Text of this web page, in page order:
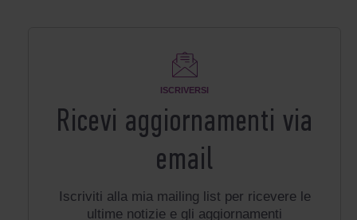
ISCRIVERSI
Ricevi aggiornamenti via
email
Iscriviti alla mia mailing list per ricevere le
ultime notizie e gli aggiornamenti